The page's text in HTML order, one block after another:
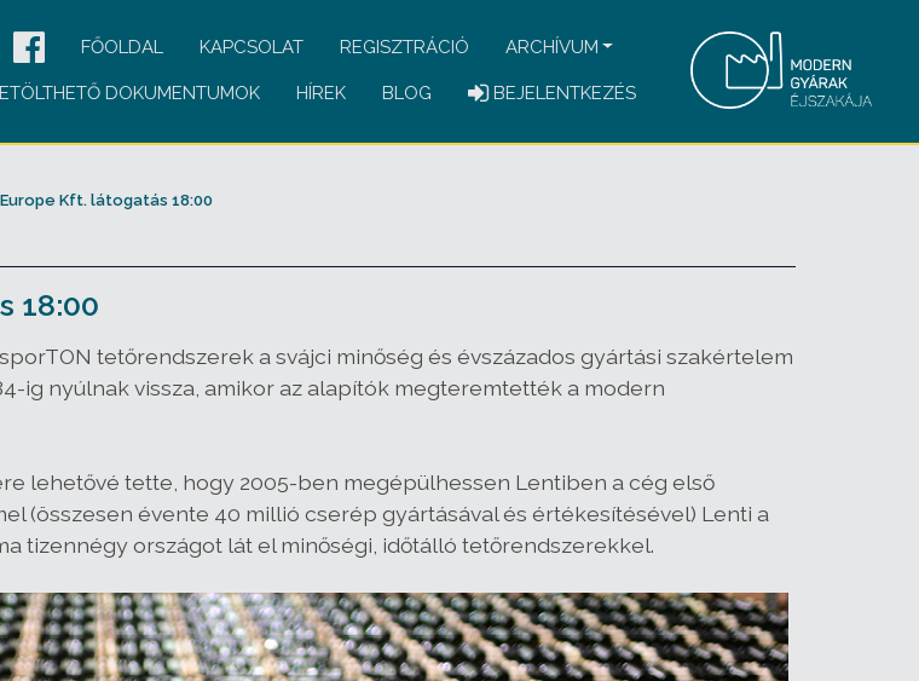
FŐOLDAL KAPCSOLAT REGISZTRÁCIÓ ARCHÍVUM
DOKUMENTUMOK HÍREK BLOG BEJELENTKEZÉS
Kft. látogatás 18:00
18:00
tetőrendszerek a svájci minőség és évszázados gyártási szakértelem
ig nyúlnak vissza, amikor az alapítók megteremtették a modern
lehetővé tette, hogy 2005-ben megépülhessen Lentiben a cég első
(összesen évente 40 millió cserép gyártásával és értékesítésével) Lenti a
tizennégy országot lát el minőségi, időtálló tetőrendszerekkel.